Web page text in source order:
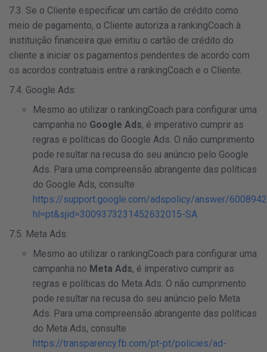
7.3. Se o Cliente especificar um cartão de crédito como
meio de pagamento, o Cliente autoriza a rankingCoach à
instituição financeira que emitiu o cartão de crédito do
cliente a iniciar os pagamentos pendentes de acordo com
os acordos contratuais entre a rankingCoach e o Cliente.
7.4. Google Ads:
Mesmo ao utilizar o rankingCoach para configurar uma
campanha no Google Ads, é imperativo cumprir as
regras e políticas do Google Ads. O não cumprimento
pode resultar na recusa do seu anúncio pelo Google
Ads. Para uma compreensão abrangente das políticas
do Google Ads, consulte
https://support.google.com/adspolicy/answer/
hl=pt&sjid=3009373231452632015-SA.
7.5. Meta Ads:
Mesmo ao utilizar o rankingCoach para configurar uma
campanha no Meta Ads, é imperativo cumprir as
regras e políticas do Meta Ads. O não cumprimento
pode resultar na recusa do seu anúncio pelo Meta
Ads. Para uma compreensão abrangente das políticas
do Meta Ads, consulte
https://transparency.fb.com/pt-pt/policies/ad-